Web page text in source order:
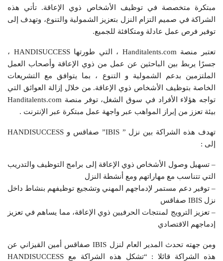
مبتكرة متخصصة في توظيف الأشخاص ذوي الإعاقة. تأتي هذه
الشراكة في صميم التزام النزل بتعزيز الشمولية والتنوع، وتهدف إلى
توفير فرص عمل عادلة ومتكافئة للجميع.
تعتبر منصة Handitalents.com ، التي طورتها HANDISUCCESS ،
جسرًا يربط بين الباحثين عن عمل من ذوي الإعاقة وأصحاب العمل
الملتزمين بدعم الشمولية و التنوع ، بما يتوافق مع التشريعات
الخاصة بتوظيف الأشخاص ذوي الإعاقة. من خلال إزالة العوائق التي
تواجه هؤلاء الأفراد في سوق الشغل، توفر منصة Handitalents.com
بيئة تعزز من إبراز المواهب عبر واجهة عمل مبتكرة عبر الإنترنت .
تهدف هذه الشراكة بين نزل ” IBIS” صفاقس و HANDISUCCESS
إلى :
– تسهيل وصول الأشخاص ذوي الإعاقة إلى برامج التوظيف والتدريب
التي تتناسب مع مهاراتهم ومع أنشطة النزل
– توفير دعم مستمر لإدماجهم المهني وتشجيع توظيفهم بنشاط داخل
نزل IBIS صفاقس
– تعزيز الترويج لمنتجات الحرفيين ذوي الإعاقة، مما يساهم في تعزيز
إدماجهم الاقتصادي
ومن جهته تحدث المدير العام لنزل IBIS صفاقس أمين القيزاني عن
هذه الشراكة قائلا : “تشكل هذه الشراكة مع HANDISUCCESS